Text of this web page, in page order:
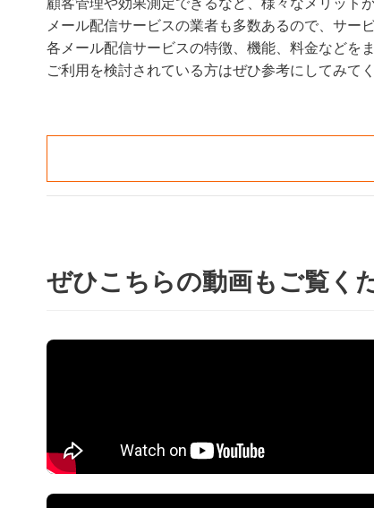
顧客管理や効果測定できるなど、様々なメリットが
メール配信サービスの業者も多数あるので、サー
各メール配信サービスの特徴、機能、料金などを
ご利用を検討されている方はぜひ参考にしてみてく
ぜひこちらの動画もご覧く